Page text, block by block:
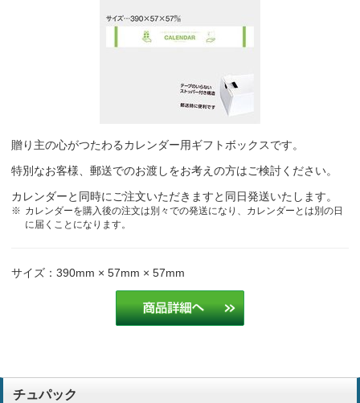
贈り主の心がつたわるカレンダー用ギフトボックスです。
特別なお客様、郵送でのお渡しをお考えの方はご検討ください。
カレンダーと同時にご注文いただきますと同日発送いたします。
カレンダーを購入後の注文は別々での発送になり、カレンダーとは別の日
に届くことになります。
サイズ：390mm × 57mm × 57mm
チュパック